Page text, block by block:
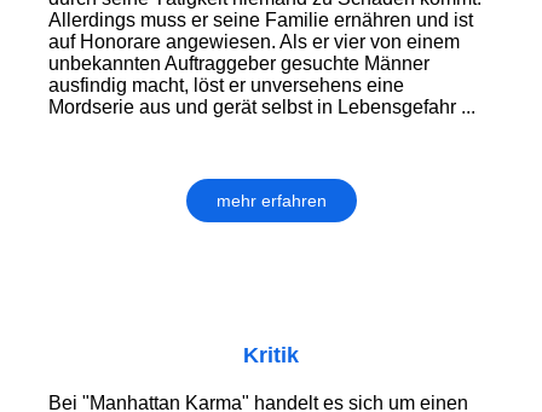
Allerdings muss er seine Familie ernähren und ist
auf Honorare angewiesen. Als er vier von einem
unbekannten Auftraggeber gesuchte Männer
ausfindig macht, löst er unversehens eine
Mordserie aus und gerät selbst in Lebensgefahr ...
mehr erfahren
Kritik
Bei "Manhattan Karma" handelt es sich um einen